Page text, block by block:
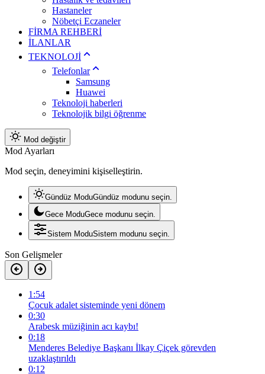
Hastaneler
Nöbetçi Eczaneler
FİRMA REHBERİ
İLANLAR
TEKNOLOJİ
Telefonlar
Samsung
Huawei
Teknoloji haberleri
Teknolojik bilgi öğrenme
Mod değiştir
Mod Ayarları
Mod seçin, deneyimini kişiselleştirin.
Gündüz ModuGündüz modunu seçin.
Gece ModuGece modunu seçin.
Sistem ModuSistem modunu seçin.
Son Gelişmeler
1:54
Çocuk adalet sisteminde yeni dönem
0:30
Arabesk müziğinin acı kaybı!
0:18
Menderes Belediye Başkanı İlkay Çiçek görevden
uzaklaştırıldı
0:12